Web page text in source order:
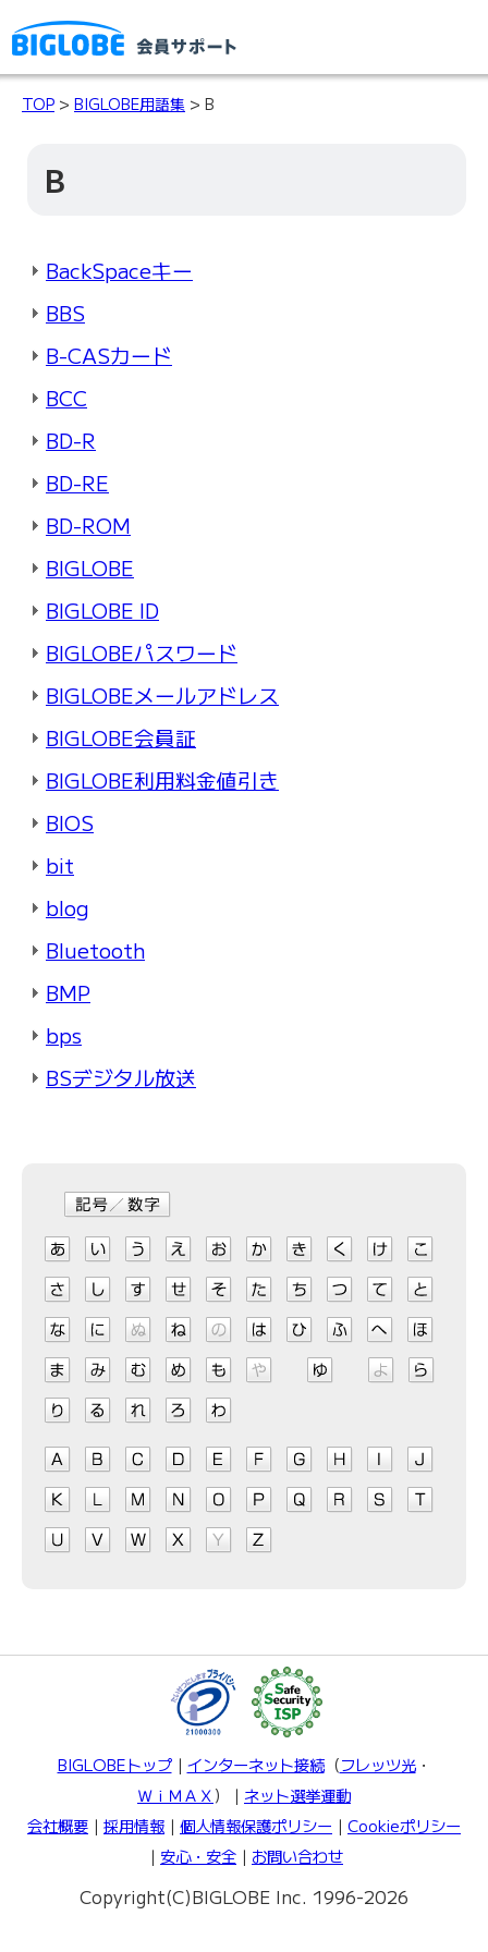
TOP > BIGLOBE用語集 > B
B
BackSpaceキー
BBS
B-CASカード
BCC
BD-R
BD-RE
BD-ROM
BIGLOBE
BIGLOBE ID
BIGLOBEパスワード
BIGLOBEメールアドレス
BIGLOBE会員証
BIGLOBE利用料金値引き
BIOS
bit
blog
Bluetooth
BMP
bps
BSデジタル放送
BIGLOBEトップ｜ インターネット接続（フレッツ光・
ＷｉＭＡＸ）｜ ネット選挙運動
会社概要 ｜ 採用情報 ｜ 個人情報保護ポリシー ｜ Cookieポリシー
｜ 安心・安全 ｜ お問い合わせ
Copyright(C)BIGLOBE Inc. 1996-2026